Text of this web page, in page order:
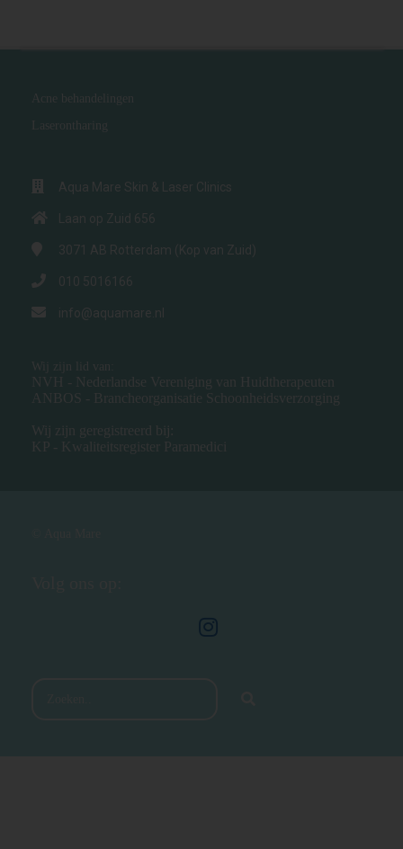
Acne behandelingen
Laserontharing
Aqua Mare Skin & Laser Clinics
Laan op Zuid 656
3071 AB Rotterdam (Kop van Zuid)
010 5016166
info@aquamare.nl
Wij zijn lid van:
NVH - Nederlandse Vereniging van Huidtherapeuten
ANBOS - Brancheorganisatie Schoonheidsverzorging
Wij zijn geregistreerd bij:
KP - Kwaliteitsregister Paramedici